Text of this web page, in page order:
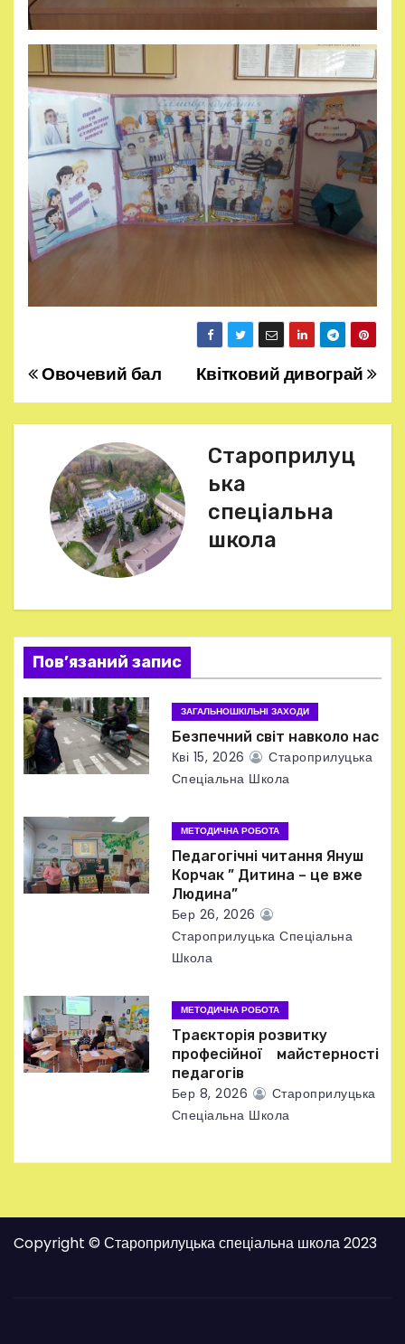
Н
а
ц
і
я
з
а
и
с
Квітковий дивограй
Овочевий бал
Староприлуц
ька
спеціальна
школа
Пов’язаний запис
ЗАГАЛЬНОШКІЛЬНІ ЗАХОДИ
Безпечний світ навколо нас
Кві 15, 2026
Староприлуцька
Спеціальна Школа
МЕТОДИЧНА РОБОТА
Педагогічні читання Януш
Корчак ” Дитина – це вже
Людина”
Бер 26, 2026
Староприлуцька Спеціальна
Школа
МЕТОДИЧНА РОБОТА
Траєкторія розвитку
професійної майстерності
педагогів
Бер 8, 2026
Староприлуцька
Спеціальна Школа
Copyright © Староприлуцька спеціальна школа 2023